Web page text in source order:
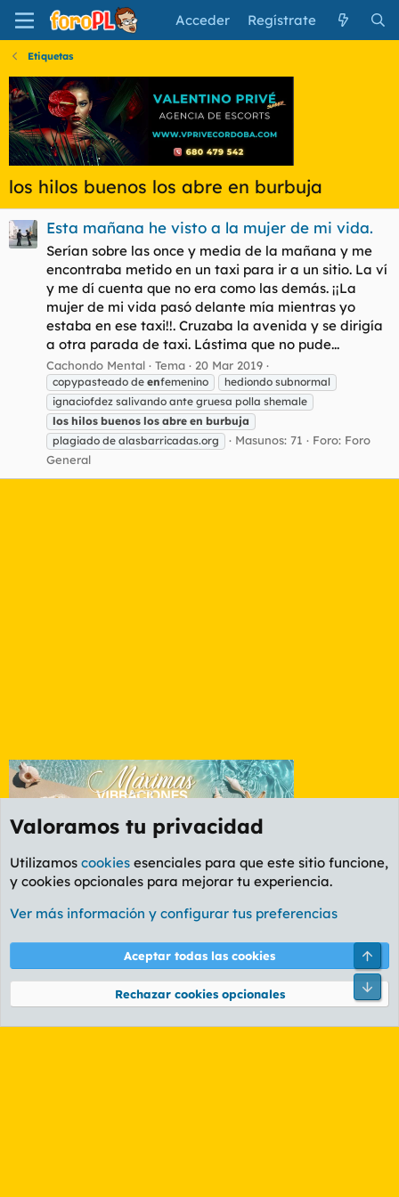
Acceder Regístrate
Etiquetas
los hilos buenos los abre en burbuja
Esta mañana he visto a la mujer de mi vida.
Serían sobre las once y media de la mañana y me
encontraba metido en un taxi para ir a un sitio. La ví
y me dí cuenta que no era como las demás. ¡¡La
mujer de mi vida pasó delante mía mientras yo
estaba en ese taxi!!. Cruzaba la avenida y se dirigía
a otra parada de taxi. Lástima que no pude...
Cachondo Mental Tema 20 Mar 2019
copypasteado de enfemenino
hediondo subnormal
ignaciofdez salivando ante gruesa polla shemale
los hilos buenos los abre en burbuja
plagiado de alasbarricadas.org
Masunos: 71 Foro: Foro
General
Etiquetas
Cookies
PL OLDSTYLE AMARILLO
Términos y reglas Política de privacidad Ayuda
Community platform by XenForo® © 2010-2026 XenForo Ltd.
Valoramos tu privacidad
Utilizamos cookies esenciales para que este sitio funcione,
y cookies opcionales para mejorar tu experiencia.
Ver más información y configurar tus preferencias
Aceptar todas las cookies
Rechazar cookies opcionales
Pie